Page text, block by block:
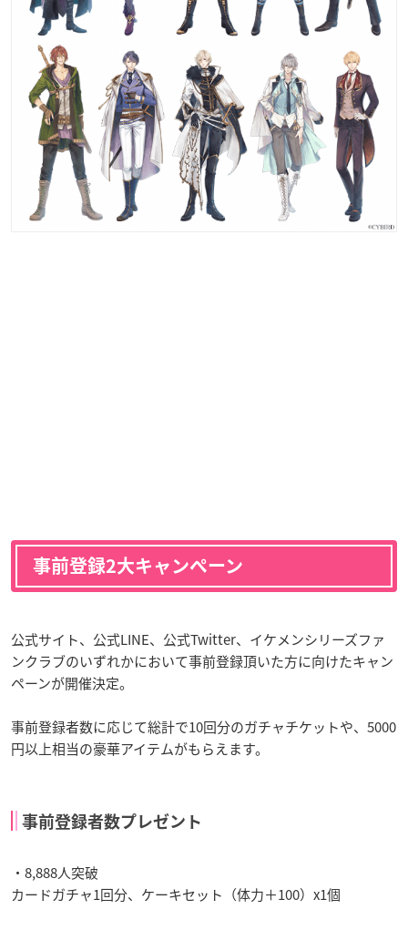
事前登録2大キャンペーン
公式サイト、公式LINE、公式Twitter、イケメンシリーズファ
ンクラブのいずれかにおいて事前登録頂いた方に向けたキャン
ペーンが開催決定。
事前登録者数に応じて総計で10回分のガチャチケットや、5000
円以上相当の豪華アイテムがもらえます。
事前登録者数プレゼント
・8,888人突破
カードガチャ1回分、ケーキセット（体力＋100）x1個